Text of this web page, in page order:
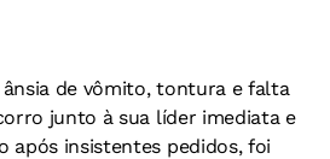
de vômito, tontura e falta
junto à sua líder imediata e
após insistentes pedidos, foi